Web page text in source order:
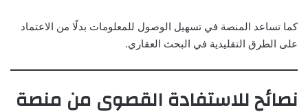
كما تساعد المنصة في تسهيل الوصول للمعلومات بدلًا من الاعتماد
على الطرق التقليدية في البحث العقاري.
نصائح للاستفادة القصوى من منصة